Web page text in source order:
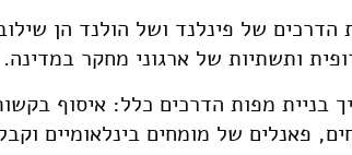
הדרכים של פינלנד ושל הולנד הן
ותשתיות של ארגוני מחקר במדינה.
בניית מפות הדרכים כלל: איסוף
פאנלים של מומחים בינלאומיים